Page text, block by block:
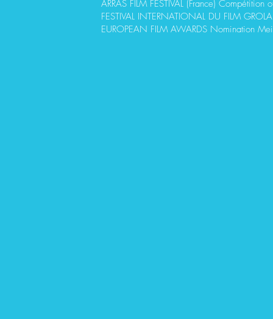
ARRAS FILM FESTIVAL (France) Compétition
FESTIVAL INTERNATIONAL DU FILM
EUROPEAN FILM AWARDS Nomination